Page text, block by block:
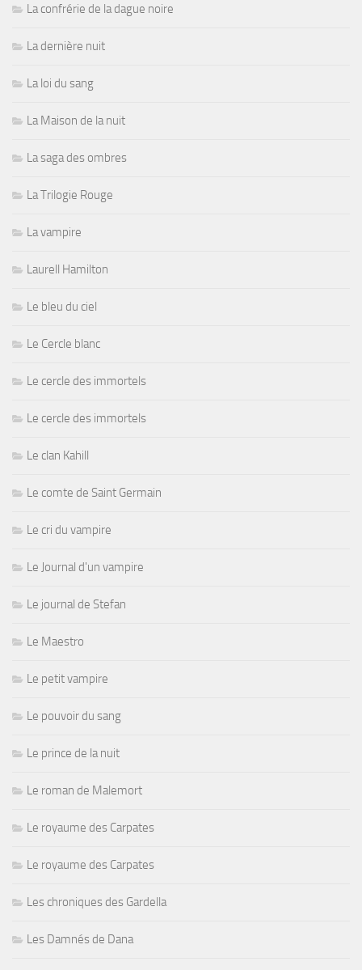
La confrérie de la dague noire
La dernière nuit
La loi du sang
La Maison de la nuit
La saga des ombres
La Trilogie Rouge
La vampire
Laurell Hamilton
Le bleu du ciel
Le Cercle blanc
Le cercle des immortels
Le cercle des immortels
Le clan Kahill
Le comte de Saint Germain
Le cri du vampire
Le Journal d'un vampire
Le journal de Stefan
Le Maestro
Le petit vampire
Le pouvoir du sang
Le prince de la nuit
Le roman de Malemort
Le royaume des Carpates
Le royaume des Carpates
Les chroniques des Gardella
Les Damnés de Dana